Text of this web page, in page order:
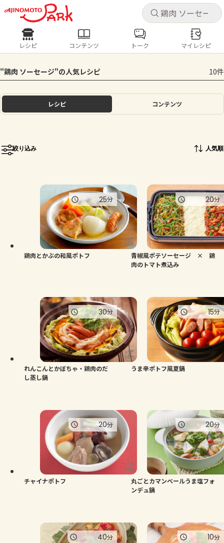
キャ
ログインするとレシピを保存できます
ログイン
ホーム
トーク
よくあるお問い合わせ
お買い物
キャ
レシピ コンテンツ
人気の食材・レシピ
きゅうり なす トマト とうもろこし
ピーマン
レシピ コンテンツ トーク マイレシピ
"鶏肉 ソーセージ"の人気レシピ 10件
レシピ コンテンツ
絞り込み 人気順
鶏肉とかぶの和風ポトフ
25分
青椒風ポテソーセージ × 鶏
肉のトマト煮込み
20分
れんこんとかぼちゃ・鶏肉のだ
し蒸し鍋
30分
うま辛ポトフ風夏鍋
15分
チャイナポトフ
20分
丸ごとカマンベールうま塩フォ
ンデュ鍋
20分
40分 10分